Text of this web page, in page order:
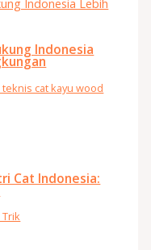
Indonesia
cat kayu wood
Cat Indonesia:
Trik